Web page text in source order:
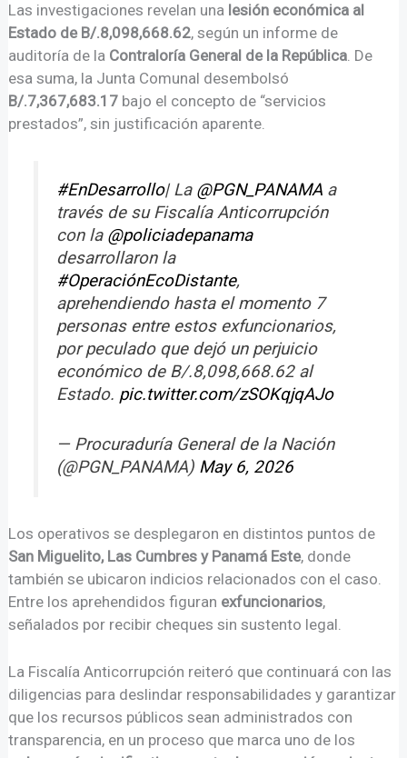
Las investigaciones revelan una lesión económica al
Estado de B/.8,098,668.62, según un informe de
auditoría de la Contraloría General de la República. De
esa suma, la Junta Comunal desembolsó
B/.7,367,683.17 bajo el concepto de “servicios
prestados”, sin justificación aparente.
#EnDesarrollo| La @PGN_PANAMA a
través de su Fiscalía Anticorrupción
con la @policiadepanama
desarrollaron la
#OperaciónEcoDistante,
aprehendiendo hasta el momento 7
personas entre estos exfuncionarios,
por peculado que dejó un perjuicio
económico de B/.8,098,668.62 al
Estado. pic.twitter.com/zSOKqjqAJo
— Procuraduría General de la Nación
(@PGN_PANAMA) May 6, 2026
Los operativos se desplegaron en distintos puntos de
San Miguelito, Las Cumbres y Panamá Este, donde
también se ubicaron indicios relacionados con el caso.
Entre los aprehendidos figuran exfuncionarios,
señalados por recibir cheques sin sustento legal.
La Fiscalía Anticorrupción reiteró que continuará con las
diligencias para deslindar responsabilidades y garantizar
que los recursos públicos sean administrados con
transparencia, en un proceso que marca uno de los